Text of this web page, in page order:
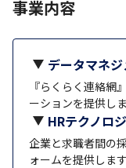
事業内容
データマネ
『らくらく連絡網
ーションを提供しま
HRテクノロ
企業と求職者間の
ォームを提供します